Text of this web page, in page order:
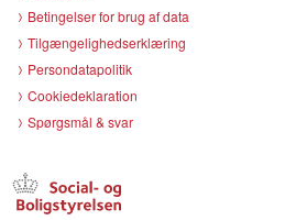
Betingelser for brug af data
Tilgængelighedserklæring
Persondatapolitik
Cookiedeklaration
Spørgsmål & svar